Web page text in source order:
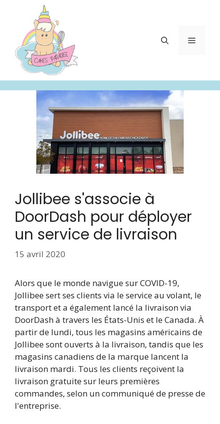
contenu
Menu
Jollibee s'associe à
DoorDash pour déployer
un service de livraison
15 avril 2020
Alors que le monde navigue sur COVID-19,
Jollibee sert ses clients via le service au volant, le
transport et a également lancé la livraison via
DoorDash à travers les États-Unis et le Canada. À
partir de lundi, tous les magasins américains de
Jollibee sont ouverts à la livraison, tandis que les
magasins canadiens de la marque lancent la
livraison mardi. Tous les clients reçoivent la
livraison gratuite sur leurs premières
commandes, selon un communiqué de presse de
l'entreprise.